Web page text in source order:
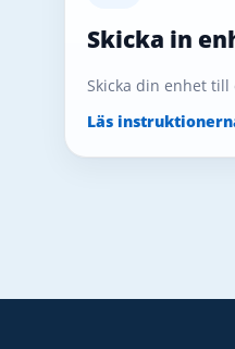
Skicka in
Skicka din enhet till
Läs